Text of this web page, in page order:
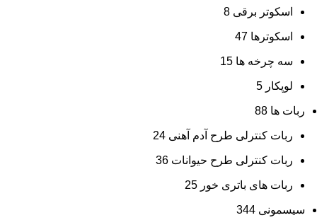
اسکوتر برقی 8
اسکوترها 47
سه چرخه ها 15
لوپکار 5
ربات ها 88
ربات کنترلی طرح آدم آهنی 24
ربات کنترلی طرح حیوانات 36
ربات های باتری خور 25
سیسمونی 344